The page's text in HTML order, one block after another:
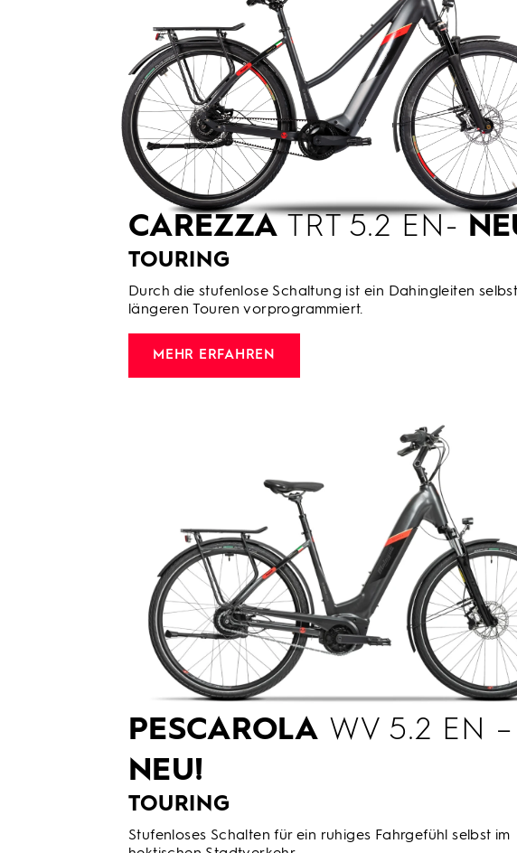
CAREZZA TRT 5.2 EN-
TOURING
Durch die stufenlose Schaltung ist ein Dahingleiten
längeren Touren vorprogrammiert.
MEHR ERFAHREN
PESCAROLA WV 5.2 EN –
NEU!
TOURING
Stufenloses Schalten für ein ruhiges Fahrgefühl selbst im